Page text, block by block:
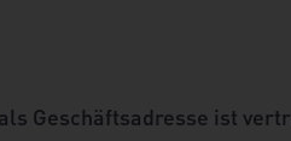
Geschäftsadresse ist